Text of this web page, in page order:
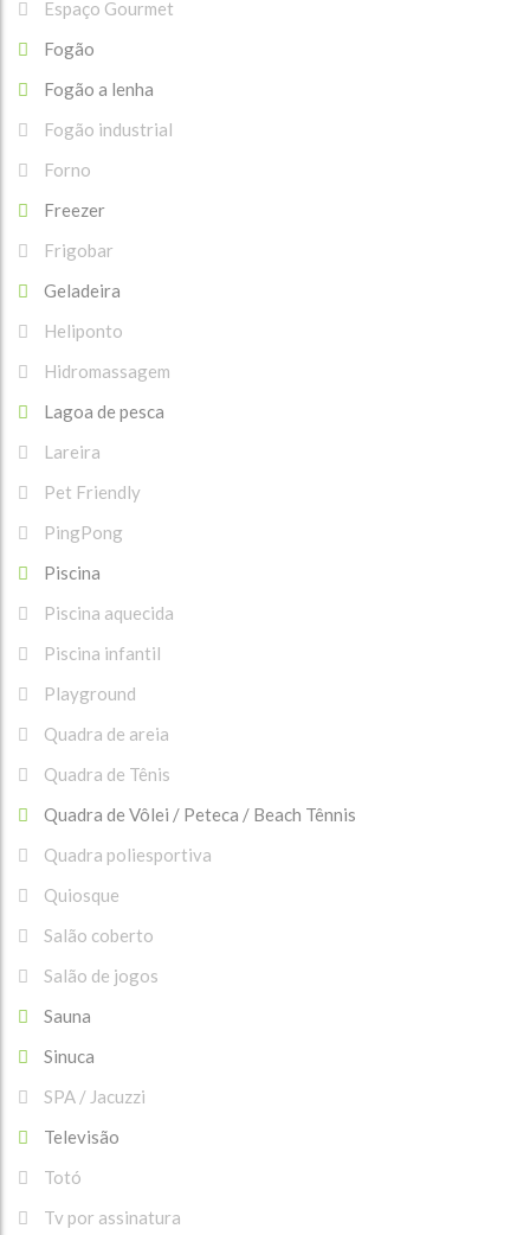
Espaço Gourmet
Fogão
Fogão a lenha
Fogão industrial
Forno
Freezer
Frigobar
Geladeira
Heliponto
Hidromassagem
Lagoa de pesca
Lareira
Pet Friendly
PingPong
Piscina
Piscina aquecida
Piscina infantil
Playground
Quadra de areia
Quadra de Tênis
Quadra de Vôlei / Peteca / Beach Tênnis
Quadra poliesportiva
Quiosque
Salão coberto
Salão de jogos
Sauna
Sinuca
SPA / Jacuzzi
Televisão
Totó
Tv por assinatura